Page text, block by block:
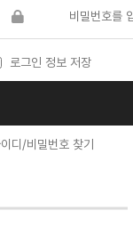
로그인 정보 저장
디/비밀번호 찾기